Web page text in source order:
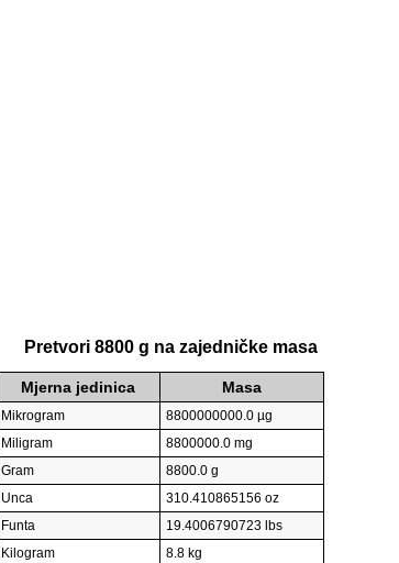
Pretvori 8800 g na zajedničke masa
Mjerna jedinica Masa
Mikrogram
8800000000.0 µg
Miligram
8800000.0 mg
Gram
8800.0 g
Unca
310.410865156 oz
Funta
19.4006790723 lbs
Kilogram
8.8 kg